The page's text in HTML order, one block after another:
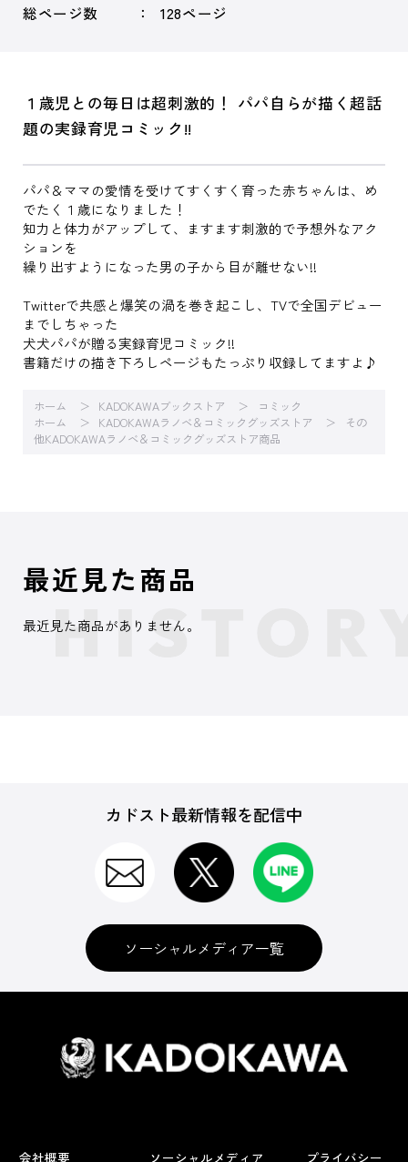
総ページ数 128ページ
１歳児との毎日は超刺激的！ パパ自らが描く超話
題の実録育児コミック!!
パパ＆ママの愛情を受けてすくすく育った赤ちゃんは、め
でたく１歳になりました！
知力と体力がアップして、ますます刺激的で予想外なアク
ションを
繰り出すようになった男の子から目が離せない!!
Twitterで共感と爆笑の渦を巻き起こし、TVで全国デビュー
までしちゃった
犬犬パパが贈る実録育児コミック!!
書籍だけの描き下ろしページもたっぷり収録してますよ♪
ホーム KADOKAWAブックストア
コミック
ホーム
KADOKAWAラノベ＆コミックグッズストア
その
他KADOKAWAラノベ＆コミックグッズストア商品
最近見た商品
最近見た商品がありません。
カドスト最新情報を配信中
ソーシャルメディア一覧
会社概要 ソーシャルメディア プライバシー